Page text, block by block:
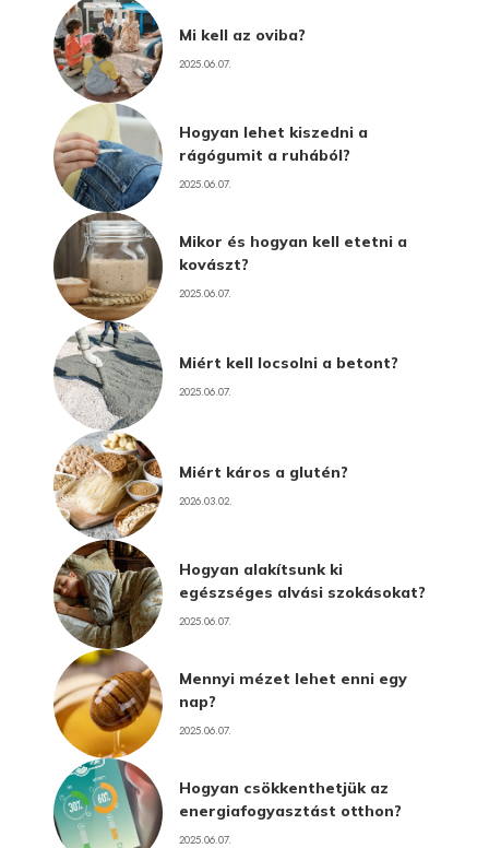
Mi kell az oviba?
2025.06.07.
Hogyan lehet kiszedni a
rágógumit a ruhából?
2025.06.07.
Mikor és hogyan kell etetni a
kovászt?
2025.06.07.
Miért kell locsolni a betont?
2025.06.07.
Miért káros a glutén?
2026.03.02.
Hogyan alakítsunk ki
egészséges alvási szokásokat?
2025.06.07.
Mennyi mézet lehet enni egy
nap?
2025.06.07.
Hogyan csökkenthetjük az
energiafogyasztást otthon?
2025.06.07.